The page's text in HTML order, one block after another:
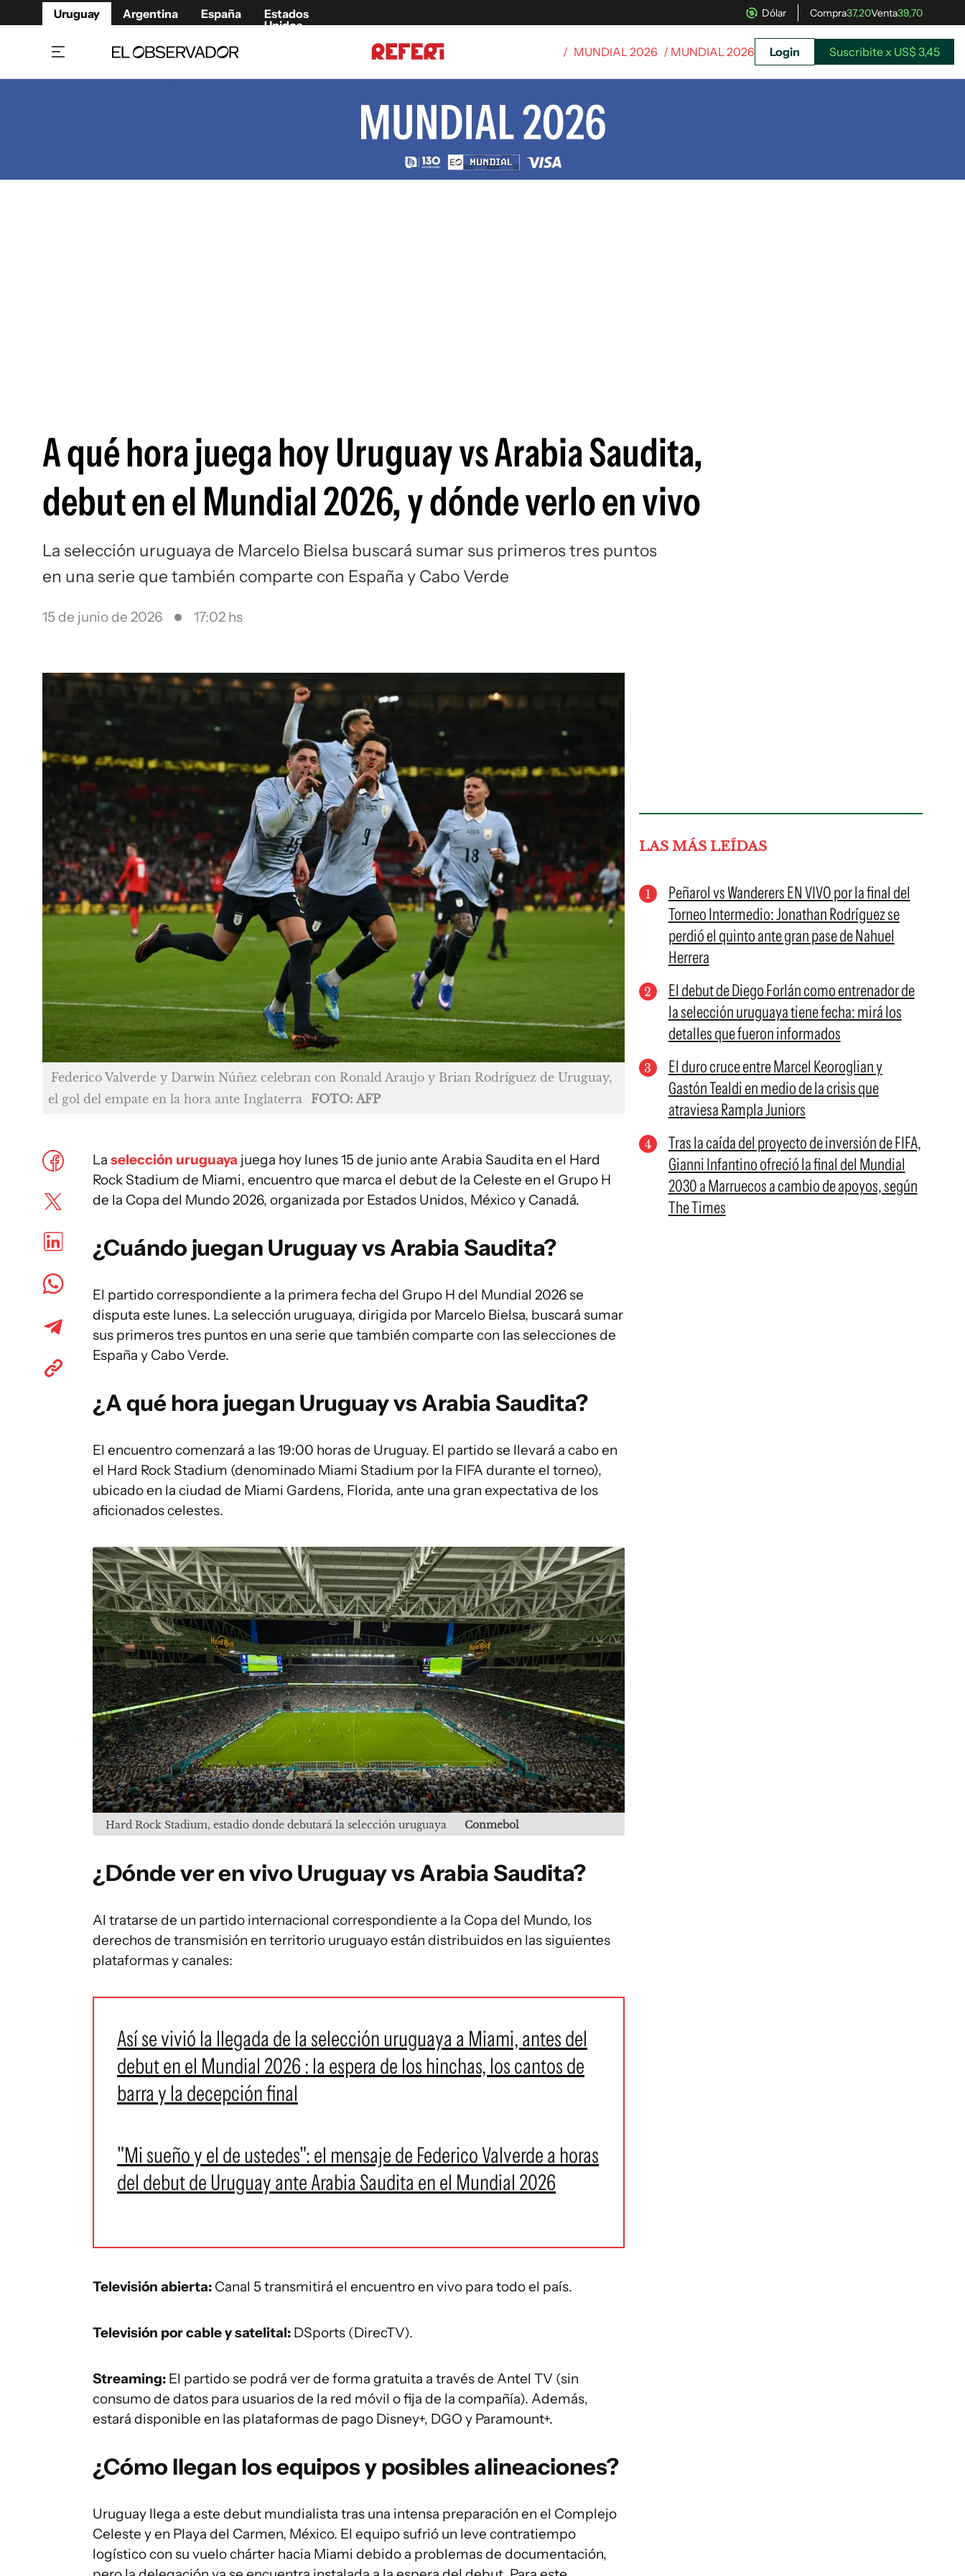
Uruguay Argentina España
Estados
Unidos
Dólar Compra37,20Venta39,70
/ MUNDIAL 2026 / MUNDIAL 2026 Login Suscribite x US$ 3,45
A qué hora juega hoy Uruguay vs Arabia Saudita,
debut en el Mundial 2026, y dónde verlo en vivo
La selección uruguaya de Marcelo Bielsa buscará sumar sus primeros tres puntos
en una serie que también comparte con España y Cabo Verde
15 de junio de 2026 17:02 hs
Federico Valverde y Darwin Núñez celebran con Ronald Araujo y Brian Rodríguez de Uruguay,
el gol del empate en la hora ante Inglaterra
FOTO: AFP
La selección uruguaya juega hoy lunes 15 de junio ante Arabia Saudita en el Hard
Rock Stadium de Miami, encuentro que marca el debut de la Celeste en el Grupo H
de la Copa del Mundo 2026, organizada por Estados Unidos, México y Canadá.
¿Cuándo juegan Uruguay vs Arabia Saudita?
El partido correspondiente a la primera fecha del Grupo H del Mundial 2026 se
disputa este lunes. La selección uruguaya, dirigida por Marcelo Bielsa, buscará sumar
sus primeros tres puntos en una serie que también comparte con las selecciones de
España y Cabo Verde.
¿A qué hora juegan Uruguay vs Arabia Saudita?
El encuentro comenzará a las 19:00 horas de Uruguay. El partido se llevará a cabo en
el Hard Rock Stadium (denominado Miami Stadium por la FIFA durante el torneo),
ubicado en la ciudad de Miami Gardens, Florida, ante una gran expectativa de los
aficionados celestes.
Hard Rock Stadium, estadio donde debutará la selección uruguaya Conmebol
¿Dónde ver en vivo Uruguay vs Arabia Saudita?
Al tratarse de un partido internacional correspondiente a la Copa del Mundo, los
derechos de transmisión en territorio uruguayo están distribuidos en las siguientes
plataformas y canales:
Así se vivió la llegada de la selección uruguaya a Miami, antes del
debut en el Mundial 2026 : la espera de los hinchas, los cantos de
barra y la decepción final
"Mi sueño y el de ustedes": el mensaje de Federico Valverde a horas
del debut de Uruguay ante Arabia Saudita en el Mundial 2026
Televisión abierta: Canal 5 transmitirá el encuentro en vivo para todo el país.
Televisión por cable y satelital: DSports (DirecTV).
Streaming: El partido se podrá ver de forma gratuita a través de Antel TV (sin
consumo de datos para usuarios de la red móvil o fija de la compañía). Además,
estará disponible en las plataformas de pago Disney+, DGO y Paramount+.
¿Cómo llegan los equipos y posibles alineaciones?
Uruguay llega a este debut mundialista tras una intensa preparación en el Complejo
Celeste y en Playa del Carmen, México. El equipo sufrió un leve contratiempo
logístico con su vuelo chárter hacia Miami debido a problemas de documentación,
LAS MÁS LEÍDAS
Peñarol vs Wanderers EN VIVO por la final del
Torneo Intermedio: Jonathan Rodríguez se
perdió el quinto ante gran pase de Nahuel
Herrera
El debut de Diego Forlán como entrenador de
la selección uruguaya tiene fecha: mirá los
detalles que fueron informados
El duro cruce entre Marcel Keoroglian y
Gastón Tealdi en medio de la crisis que
atraviesa Rampla Juniors
Tras la caída del proyecto de inversión de FIFA,
Gianni Infantino ofreció la final del Mundial
2030 a Marruecos a cambio de apoyos, según
The Times